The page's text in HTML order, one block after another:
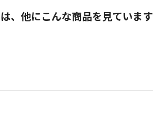
、他にこんな商品を見ています